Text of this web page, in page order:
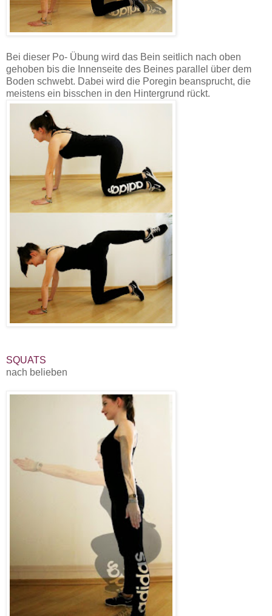
Bei dieser Po- Übung wird das Bein seitlich nach oben
gehoben bis die Innenseite des Beines parallel über dem
Boden schwebt. Dabei wird die Poregin beansprucht, die
meistens ein bisschen in den Hintergrund rückt.
SQUATS
nach belieben